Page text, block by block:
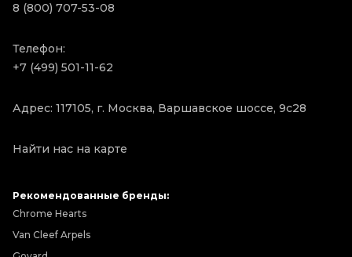
8 (800) 707-53-08
Телефон:
+7 (499) 501-11-62
Адрес: 117105, г. Москва, Варшавское шоссе, 9с28
Найти нас на карте
Рекомендованные бренды:
Chrome Hearts
Van Cleef Arpels